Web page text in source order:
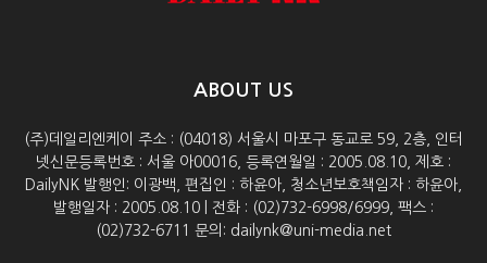
ABOUT US
(주)데일리엔케이 주소 : (04018) 서울시 마포구 동교로 59, 2층, 인터
넷신문등록번호 : 서울 아00016, 등록연월일 : 2005.08.10, 제호 :
DailyNK 발행인: 이광백, 편집인 : 하윤아, 청소년보호책임자 : 하윤아,
발행일자 : 2005.08.10 | 전화 : (02)732-6998/6999, 팩스 :
(02)732-6711 문의: dailynk@uni-media.net